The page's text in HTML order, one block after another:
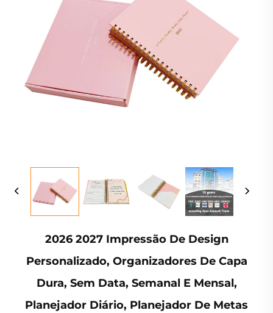
2026 2027 Impressão De Design
Personalizado, Organizadores De Capa
Dura, Sem Data, Semanal E Mensal,
Planejador Diário, Planejador De Metas